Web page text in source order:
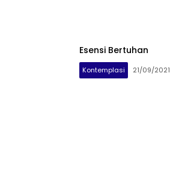
Esensi Bertuhan
Kontemplasi 21/09/2021